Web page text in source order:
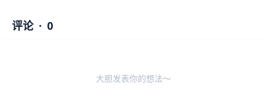
评论 · 0
大胆发表你的想法～